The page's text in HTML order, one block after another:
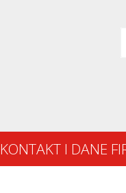
KONTAKT I DANE